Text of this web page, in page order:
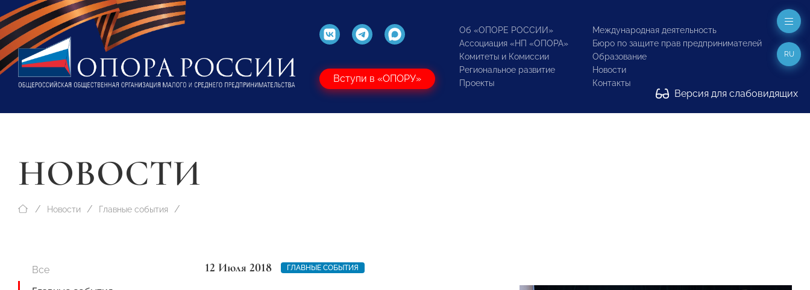
Вступи в «ОПОРУ»
Об «ОПОРЕ РОССИИ»
Ассоциация «НП «ОПОРА»
Комитеты и Комиссии
Региональное развитие
Проекты
Международная деятельность
Бюро по защите прав предпринимателей
Образование
Новости
Контакты
Версия для слабовидящих
RU
НОВОСТИ
Новости Главные события
Все
12 Июля 2018 ГЛАВНЫЕ СОБЫТИЯ